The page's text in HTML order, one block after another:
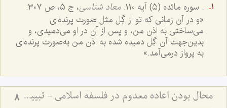
. سوره مائده (٥) آیه ١١٠. معاد شناسی، ج ٥، ص ٣٠٧:
«و در آن زمانی که تو از گِل مثل صورت پرنده‌ای
می‌ساختی به اذن من، و پس از آن در او می‌دمیدی، و
بدین‌جهت آن گِل دمیده شده به اذن من به‌صورت پرنده‌ای
به پرواز درمی‌آمد.»
محال بودن اعاده معدوم در فلسفه اسلامی - تبیین نسبت میان هویت، وجود و عدم در بازگشت اشیاء 8